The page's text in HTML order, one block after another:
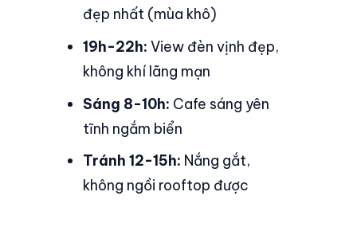
đẹp nhất (mùa khô)
19h-22h: View đèn vịnh đẹp,
không khí lãng mạn
Sáng 8-10h: Cafe sáng yên
tĩnh ngắm biển
Tránh 12-15h: Nắng gắt,
không ngồi rooftop được